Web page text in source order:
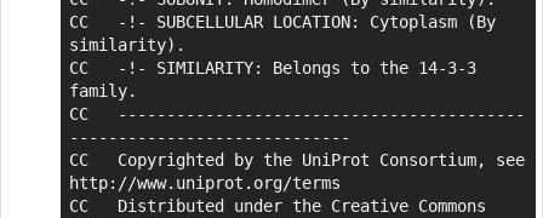
CC   -!- SUBCELLULAR LOCATION: Cytoplasm (By
similarity).
CC   -!- SIMILARITY: Belongs to the 14-3-3
family.
CC   ------------------------------------------
-----------------------------
CC   Copyrighted by the UniProt Consortium, see
http://www.uniprot.org/terms
CC   Distributed under the Creative Commons